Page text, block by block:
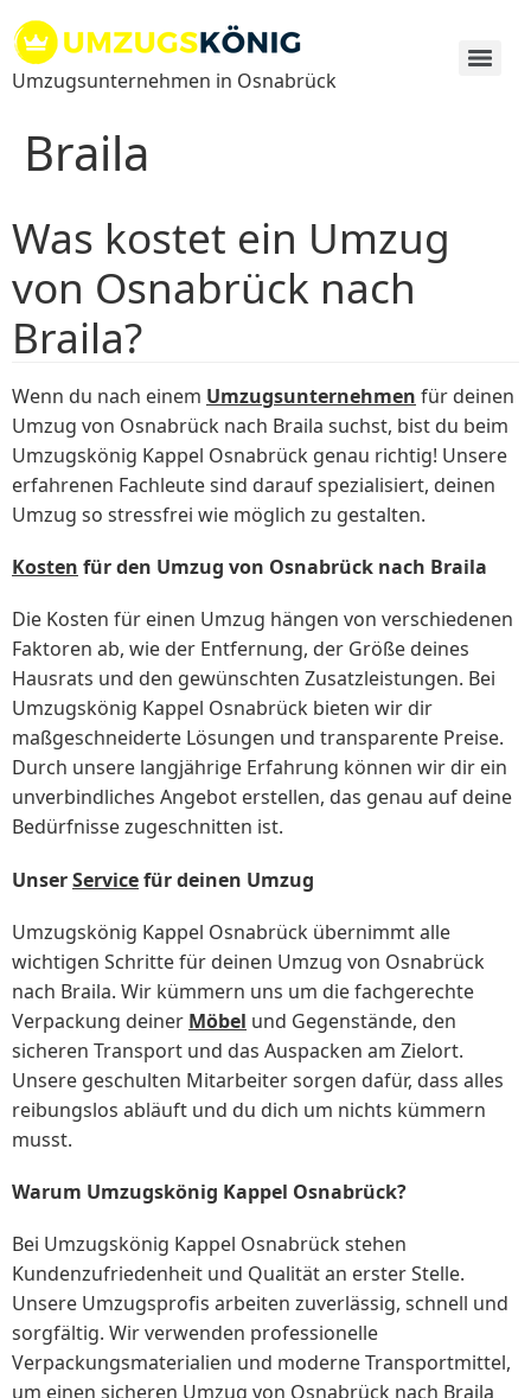
Inhalt
springen
Umzugsunternehmen in Osnabrück
Braila
Was kostet ein Umzug
von Osnabrück nach
Braila?
Wenn du nach einem Umzugsunternehmen für deinen
Umzug von Osnabrück nach Braila suchst, bist du beim
Umzugskönig Kappel Osnabrück genau richtig! Unsere
erfahrenen Fachleute sind darauf spezialisiert, deinen
Umzug so stressfrei wie möglich zu gestalten.
Kosten für den Umzug von Osnabrück nach Braila
Die Kosten für einen Umzug hängen von verschiedenen
Faktoren ab, wie der Entfernung, der Größe deines
Hausrats und den gewünschten Zusatzleistungen. Bei
Umzugskönig Kappel Osnabrück bieten wir dir
maßgeschneiderte Lösungen und transparente Preise.
Durch unsere langjährige Erfahrung können wir dir ein
unverbindliches Angebot erstellen, das genau auf deine
Bedürfnisse zugeschnitten ist.
UnserServicefür deinen Umzug
Umzugskönig Kappel Osnabrück übernimmt alle
wichtigen Schritte für deinen Umzug von Osnabrück
nach Braila. Wir kümmern uns um die fachgerechte
Verpackung deiner Möbel und Gegenstände, den
sicheren Transport und das Auspacken am Zielort.
Unsere geschulten Mitarbeiter sorgen dafür, dass alles
reibungslos abläuft und du dich um nichts kümmern
musst.
Warum Umzugskönig Kappel Osnabrück?
Bei Umzugskönig Kappel Osnabrück stehen
Kundenzufriedenheit und Qualität an erster Stelle.
Unsere Umzugsprofis arbeiten zuverlässig, schnell und
sorgfältig. Wir verwenden professionelle
Verpackungsmaterialien und moderne Transportmittel,
um einen sicheren Umzug von Osnabrück nach Braila